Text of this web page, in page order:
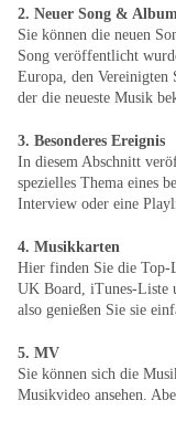
2. Neuer Song &
Sie können die neuen
Song veröffentlicht
Europa, den Vereinigten
der die neueste Musik
3. Besonderes Ereignis
In diesem Abschnitt
spezielles Thema eines
Interview oder eine
4. Musikkarten
Hier finden Sie die Top-
UK Board, iTunes-Liste
also genießen Sie sie
5. MV
Sie können sich die
Musikvideo ansehen.